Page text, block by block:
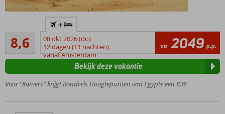
12-daagse
groepsrondreis
inclusief
vliegreis en 5-
daagse
nachten
8,6Aanrader
14
beoordelingen
+
08 okt 2026 (do)
12 dagen (11 nachten)
vanaf Amsterdam
va 2049 p.p.
Voor “Kamers” krijgt Rondreis Hoogtepunten van Egypte een 8,8!
Bekijk deze vakantie